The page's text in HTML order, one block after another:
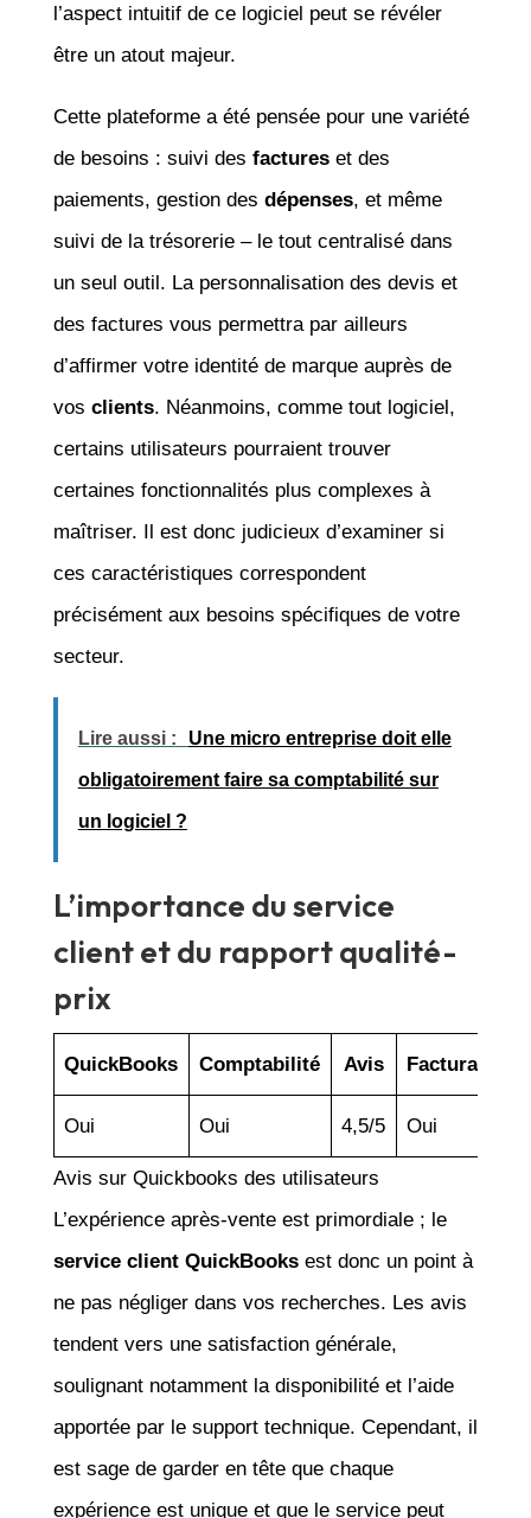
l’aspect intuitif de ce logiciel peut se révéler
être un atout majeur.
Cette plateforme a été pensée pour une variété
de besoins : suivi des factureset des
paiements, gestion des dépenses, et même
suivi de la trésorerie – le tout centralisé dans
un seul outil. La personnalisation des devis et
des factures vous permettra par ailleurs
d’affirmer votre identité de marque auprès de
vos clients. Néanmoins, comme tout logiciel,
certains utilisateurs pourraient trouver
certaines fonctionnalités plus complexes à
maîtriser. Il est donc judicieux d’examiner si
ces caractéristiques correspondent
précisément aux besoins spécifiques de votre
secteur.
Lire aussi : Une micro entreprise doit elle
obligatoirement faire sa comptabilité sur
un logiciel ?
L’importance du service
client et du rapport qualité-
prix
QuickBooks Comptabilité Avis Facturation
Oui Oui 4,5/5 Oui
Avis sur Quickbooks des utilisateurs
L’expérience après-vente est primordiale ; le
service client QuickBooksest donc un point à
ne pas négliger dans vos recherches. Les avis
tendent vers une satisfaction générale,
soulignant notamment la disponibilité et l’aide
apportée par le support technique. Cependant, il
est sage de garder en tête que chaque
expérience est unique et que le service peut